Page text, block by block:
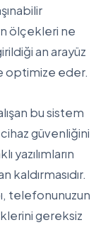
ölçekleri ne
an arayüz
optimize eder.
bu sistem
cihaz güvenliğini
kaldırmasıdır.
telefonunuzun
gereksiz